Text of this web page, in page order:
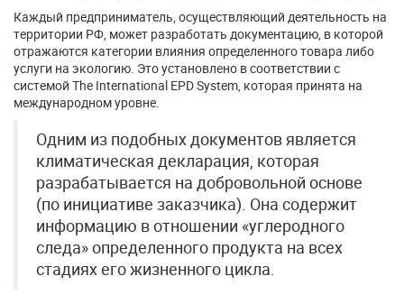
Каждый предприниматель, осуществляющий деятельность на
территории РФ, может разработать документацию, в которой
отражаются категории влияния определенного товара либо
услуги на экологию. Это установлено в соответствии с
системой The International EPD System, которая принята на
международном уровне.
Одним из подобных документов является
климатическая декларация, которая
разрабатывается на добровольной основе
(по инициативе заказчика). Она содержит
информацию в отношении «углеродного
следа» определенного продукта на всех
стадиях его жизненного цикла.